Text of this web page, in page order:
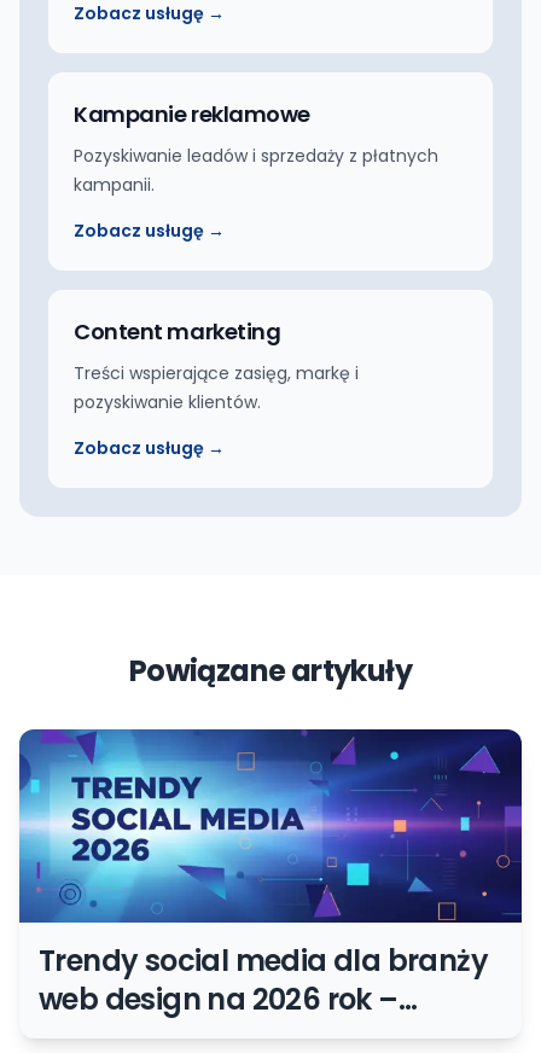
Zobacz usługę →
Kampanie reklamowe
Pozyskiwanie leadów i sprzedaży z płatnych
kampanii.
Zobacz usługę →
Content marketing
Treści wspierające zasięg, markę i
pozyskiwanie klientów.
Zobacz usługę →
Powiązane artykuły
Trendy social media dla branży
web design na 2026 rok –
prognozy